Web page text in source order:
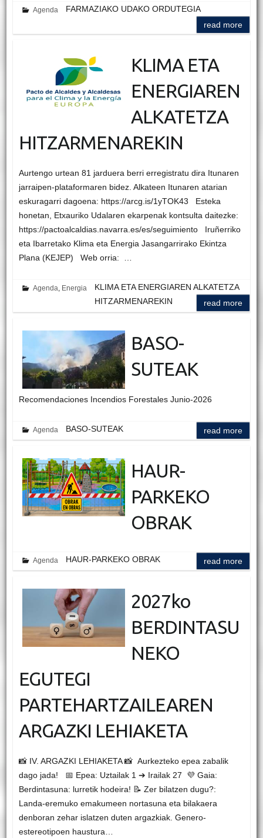
Agenda
FARMAZIAKO UDAKO ORDUTEGIA
read more
KLIMA ETA
ENERGIAREN
ALKATETZA
HITZARMENAREKIN
Aurtengo urtean 81 jarduera berri erregistratu dira Itunaren
jarraipen-plataformaren bidez. Alkateen Itunaren atarian
eskuragarri dagoena: https://arcg.is/1yTOK43 Esteka
honetan, Etxauriko Udalaren ekarpenak kontsulta daitezke:
https://pactoalcaldias.navarra.es/es/seguimiento Iruñerriko
eta Ibarretako Klima eta Energia Jasangarrirako Ekintza
Plana (KEJEP) Web orria: …
Agenda, Energia
KLIMA ETA ENERGIAREN ALKATETZA
HITZARMENAREKIN
read more
BASO-
SUTEAK
Recomendaciones Incendios Forestales Junio-2026
Agenda BASO-SUTEAK read more
HAUR-
PARKEKO
OBRAK
Agenda HAUR-PARKEKO OBRAK read more
2027ko
BERDINTASU
NEKO
EGUTEGI
PARTEHARTZAILEAREN
ARGAZKI LEHIAKETA
📸 IV. ARGAZKI LEHIAKETA 📸 Aurkezteko epea zabalik
dago jada! 📅 Epea: Uztailak 1 ➔ Irailak 27 💜 Gaia:
Berdintasuna: lurretik hodeira! 📝 Zer bilatzen dugu?:
Landa-eremuko emakumeen nortasuna eta bilakaera
denboran zehar islatzen duten argazkiak. Genero-
estereotipoen haustura…